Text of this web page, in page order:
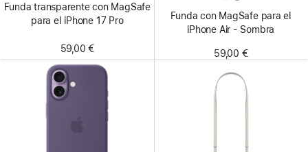
Funda transparente con MagSafe
para el iPhone 17 Pro
59,00 €
Funda con MagSafe para el
iPhone Air - Sombra
59,00 €